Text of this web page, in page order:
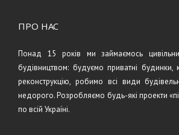
ПРО НАС
Понад 15 років ми займаємось
будівництвом: будуємо приватні
реконструкцію, робимо всі види
недорого. Розробляємо будь-які проекти
по всій Україні.